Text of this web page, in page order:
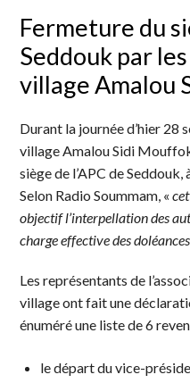
Fermeture du
Seddouk par
village Amalou
Durant la journée d’hier 28
village Amalou Sidi
siège de l’APC de
Selon Radio Soummam, «
objectif l’interpellation des
charge effective des
Les représentants de
village ont fait une
énuméré une liste de 6
le départ du vice-